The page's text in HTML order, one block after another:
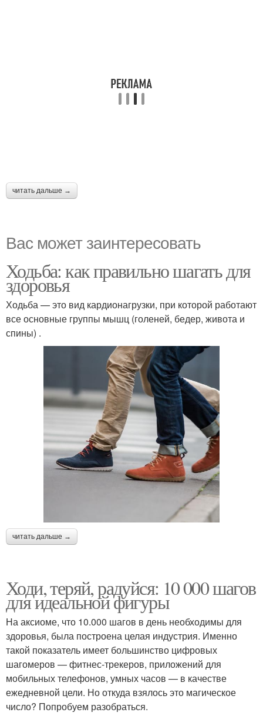
читать дальше →
Вас может заинтересовать
Ходьба: как правильно шагать для
здоровья
Ходьба — это вид кардионагрузки, при которой работают
все основные группы мышц (голеней, бедер, живота и
спины) .
читать дальше →
Ходи, теряй, радуйся: 10 000 шагов
для идеальной фигуры
На аксиоме, что 10.000 шагов в день необходимы для
здоровья, была построена целая индустрия. Именно
такой показатель имеет большинство цифровых
шагомеров — фитнес-трекеров, приложений для
мобильных телефонов, умных часов — в качестве
ежедневной цели. Но откуда взялось это магическое
число? Попробуем разобраться.